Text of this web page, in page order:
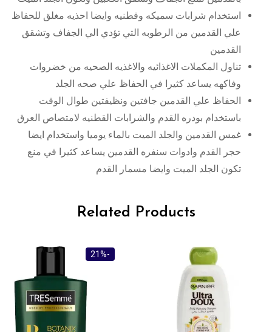
استخدام شرابات سميكه وقطنيه وايضا احذيه مغلق للحفاظ
علي القدمين من الرطوبه التي تؤدي الي الجفاف وتشقق
القدمين
تناول المكملات الاغذائيه والاغذيه الصحيه من خضروات
وفاكهه يساعد كثيرا في الحفاظ علي صحه الجلد
الحفاظ علي القدمين جافتين ونظيفتين طوال الوقت
باستخدام بودره القدم والشرابات القطنيه لامتصاص العرق
غمس القدمين والجلد الميت بالماء يوميا واستخدام ايضا
حجر القدم وادوات سنفره القدمين يساعد كثيرا في منع
تكون الجلد الميت وايضا مسمار القدم
Related Products